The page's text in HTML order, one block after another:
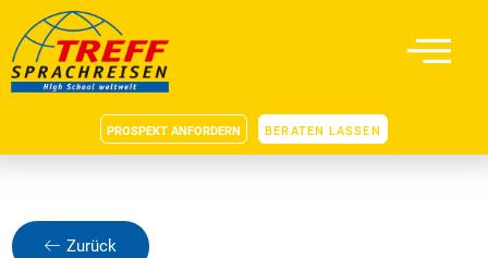
PROSPEKT ANFORDERN BERATEN LASSEN
Zurück